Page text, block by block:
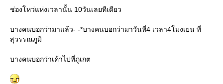
ช่องโหว่แห่งเวลานั้น 10วันเลยทีเดียว
บางคนบอกว่ามาแล้ว- -*บางคนบอกว่ามาวันที่4 เวลา4โมงเยน ที่
สุวรรณภูมิ
บางคนบอกว่าเค้าไปที่ภูเกต